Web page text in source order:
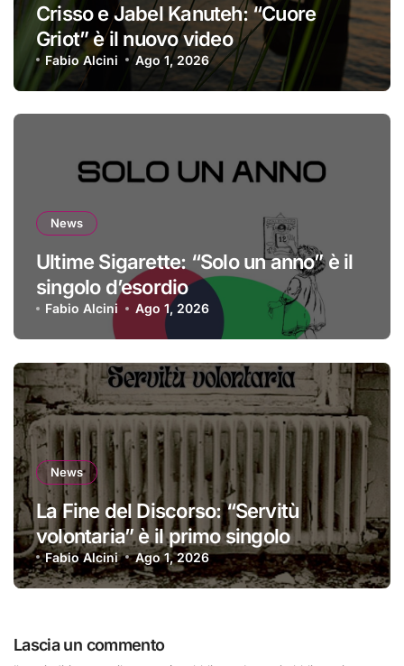
Crisso e Jabel Kanuteh: “Cuore
Griot” è il nuovo video
Fabio Alcini Ago 1, 2026
News
Ultime Sigarette: “Solo un anno” è il
singolo d’esordio
Fabio Alcini Ago 1, 2026
News
La Fine del Discorso: “Servitù
volontaria” è il primo singolo
Fabio Alcini Ago 1, 2026
Lascia un commento